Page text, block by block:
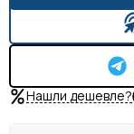
Нашли дешевле?